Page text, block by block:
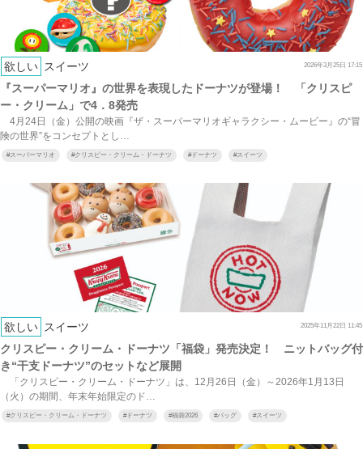
欲しい スイーツ 2026年3月25日 17:15
『スーパーマリオ』の世界を表現したドーナツが登場！ 「クリスピ
ー・クリーム」で4．8発売
4月24日（金）公開の映画『ザ・スーパーマリオギャラクシー・ムービー』の“冒
険の世界”をコンセプトとし…
#スーパーマリオ #クリスピー・クリーム・ドーナツ #ドーナツ #スイーツ
欲しい スイーツ 2025年11月22日 11:45
クリスピー・クリーム・ドーナツ「福袋」発売決定！ ニットバッグ付
き“干支ドーナツ”のセットなど展開
「クリスピー・クリーム・ドーナツ」は、12月26日（金）～2026年1月13日
（火）の期間、年末年始限定のド…
#クリスピー・クリーム・ドーナツ #ドーナツ #福袋2026 #バッグ #スイーツ